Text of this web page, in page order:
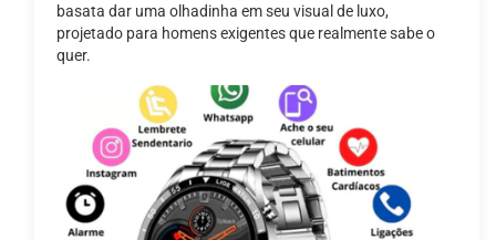
basata dar uma olhadinha em seu visual de luxo,
projetado para homens exigentes que realmente sabe o
quer.